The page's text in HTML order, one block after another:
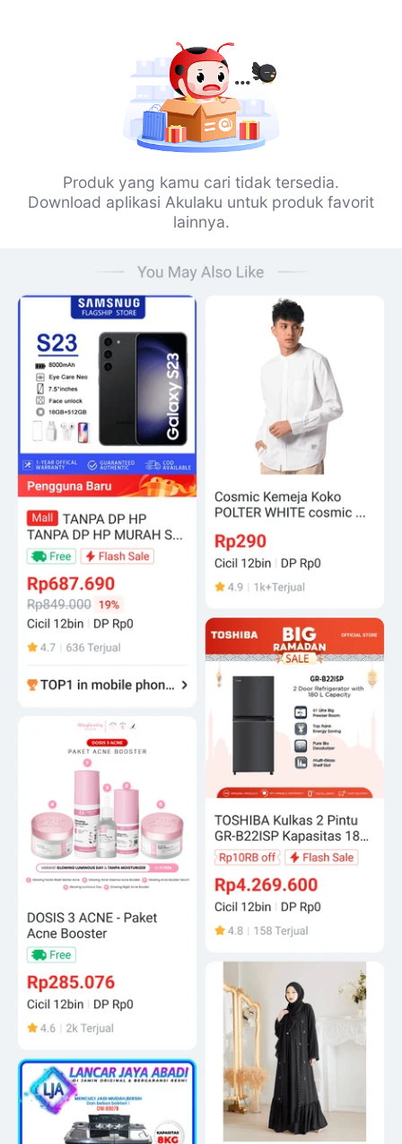
Produk yang kamu cari tidak tersedia.
Download aplikasi Akulaku untuk produk favorit
lainnya.